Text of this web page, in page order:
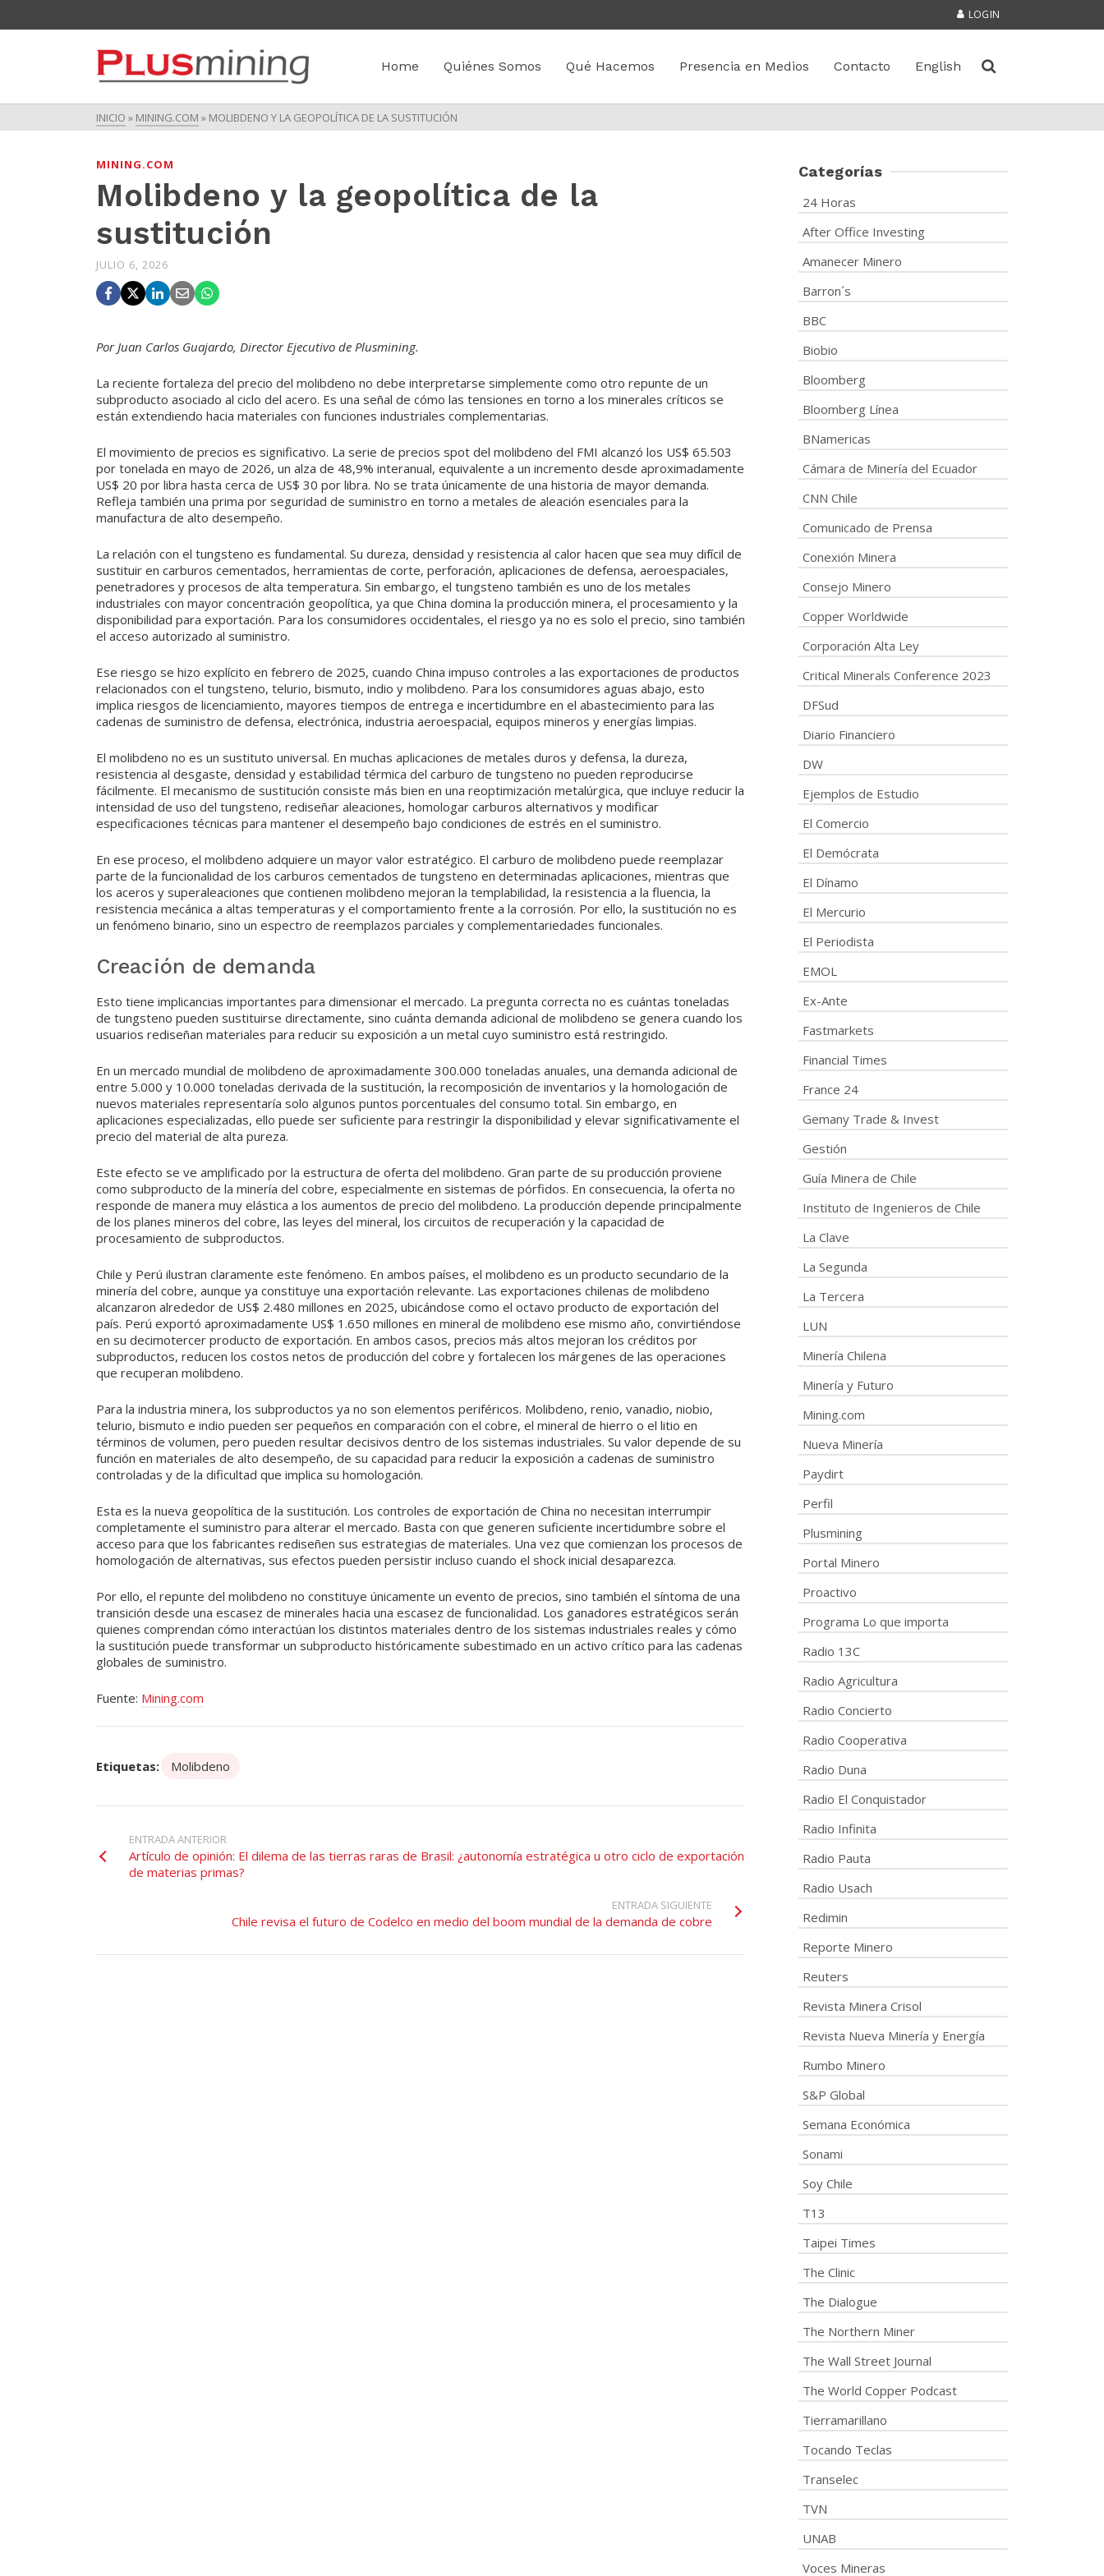
LOGIN
Home Quiénes Somos Qué Hacemos Presencia en Medios Contacto English
INICIO » MINING.COM » MOLIBDENO Y LA GEOPOLÍTICA DE LA SUSTITUCIÓN
MINING.COM
Molibdeno y la geopolítica de la
sustitución
JULIO 6, 2026
Por Juan Carlos Guajardo, Director Ejecutivo de Plusmining.
La reciente fortaleza del precio del molibdeno no debe interpretarse simplemente como otro repunte de un
subproducto asociado al ciclo del acero. Es una señal de cómo las tensiones en torno a los minerales críticos se
están extendiendo hacia materiales con funciones industriales complementarias.
El movimiento de precios es significativo. La serie de precios spot del molibdeno del FMI alcanzó los US$ 65.503
por tonelada en mayo de 2026, un alza de 48,9% interanual, equivalente a un incremento desde aproximadamente
US$ 20 por libra hasta cerca de US$ 30 por libra. No se trata únicamente de una historia de mayor demanda.
Refleja también una prima por seguridad de suministro en torno a metales de aleación esenciales para la
manufactura de alto desempeño.
La relación con el tungsteno es fundamental. Su dureza, densidad y resistencia al calor hacen que sea muy difícil de
sustituir en carburos cementados, herramientas de corte, perforación, aplicaciones de defensa, aeroespaciales,
penetradores y procesos de alta temperatura. Sin embargo, el tungsteno también es uno de los metales
industriales con mayor concentración geopolítica, ya que China domina la producción minera, el procesamiento y la
disponibilidad para exportación. Para los consumidores occidentales, el riesgo ya no es solo el precio, sino también
el acceso autorizado al suministro.
Ese riesgo se hizo explícito en febrero de 2025, cuando China impuso controles a las exportaciones de productos
relacionados con el tungsteno, telurio, bismuto, indio y molibdeno. Para los consumidores aguas abajo, esto
implica riesgos de licenciamiento, mayores tiempos de entrega e incertidumbre en el abastecimiento para las
cadenas de suministro de defensa, electrónica, industria aeroespacial, equipos mineros y energías limpias.
El molibdeno no es un sustituto universal. En muchas aplicaciones de metales duros y defensa, la dureza,
resistencia al desgaste, densidad y estabilidad térmica del carburo de tungsteno no pueden reproducirse
fácilmente. El mecanismo de sustitución consiste más bien en una reoptimización metalúrgica, que incluye reducir la
intensidad de uso del tungsteno, rediseñar aleaciones, homologar carburos alternativos y modificar
especificaciones técnicas para mantener el desempeño bajo condiciones de estrés en el suministro.
En ese proceso, el molibdeno adquiere un mayor valor estratégico. El carburo de molibdeno puede reemplazar
parte de la funcionalidad de los carburos cementados de tungsteno en determinadas aplicaciones, mientras que
los aceros y superaleaciones que contienen molibdeno mejoran la templabilidad, la resistencia a la fluencia, la
resistencia mecánica a altas temperaturas y el comportamiento frente a la corrosión. Por ello, la sustitución no es
un fenómeno binario, sino un espectro de reemplazos parciales y complementariedades funcionales.
Creación de demanda
Esto tiene implicancias importantes para dimensionar el mercado. La pregunta correcta no es cuántas toneladas
de tungsteno pueden sustituirse directamente, sino cuánta demanda adicional de molibdeno se genera cuando los
usuarios rediseñan materiales para reducir su exposición a un metal cuyo suministro está restringido.
En un mercado mundial de molibdeno de aproximadamente 300.000 toneladas anuales, una demanda adicional de
entre 5.000 y 10.000 toneladas derivada de la sustitución, la recomposición de inventarios y la homologación de
nuevos materiales representaría solo algunos puntos porcentuales del consumo total. Sin embargo, en
aplicaciones especializadas, ello puede ser suficiente para restringir la disponibilidad y elevar significativamente el
precio del material de alta pureza.
Este efecto se ve amplificado por la estructura de oferta del molibdeno. Gran parte de su producción proviene
como subproducto de la minería del cobre, especialmente en sistemas de pórfidos. En consecuencia, la oferta no
responde de manera muy elástica a los aumentos de precio del molibdeno. La producción depende principalmente
de los planes mineros del cobre, las leyes del mineral, los circuitos de recuperación y la capacidad de
procesamiento de subproductos.
Chile y Perú ilustran claramente este fenómeno. En ambos países, el molibdeno es un producto secundario de la
minería del cobre, aunque ya constituye una exportación relevante. Las exportaciones chilenas de molibdeno
alcanzaron alrededor de US$ 2.480 millones en 2025, ubicándose como el octavo producto de exportación del
país. Perú exportó aproximadamente US$ 1.650 millones en mineral de molibdeno ese mismo año, convirtiéndose
en su decimotercer producto de exportación. En ambos casos, precios más altos mejoran los créditos por
subproductos, reducen los costos netos de producción del cobre y fortalecen los márgenes de las operaciones
que recuperan molibdeno.
Para la industria minera, los subproductos ya no son elementos periféricos. Molibdeno, renio, vanadio, niobio,
telurio, bismuto e indio pueden ser pequeños en comparación con el cobre, el mineral de hierro o el litio en
términos de volumen, pero pueden resultar decisivos dentro de los sistemas industriales. Su valor depende de su
función en materiales de alto desempeño, de su capacidad para reducir la exposición a cadenas de suministro
controladas y de la dificultad que implica su homologación.
Esta es la nueva geopolítica de la sustitución. Los controles de exportación de China no necesitan interrumpir
completamente el suministro para alterar el mercado. Basta con que generen suficiente incertidumbre sobre el
acceso para que los fabricantes rediseñen sus estrategias de materiales. Una vez que comienzan los procesos de
homologación de alternativas, sus efectos pueden persistir incluso cuando el shock inicial desaparezca.
Por ello, el repunte del molibdeno no constituye únicamente un evento de precios, sino también el síntoma de una
transición desde una escasez de minerales hacia una escasez de funcionalidad. Los ganadores estratégicos serán
quienes comprendan cómo interactúan los distintos materiales dentro de los sistemas industriales reales y cómo
la sustitución puede transformar un subproducto históricamente subestimado en un activo crítico para las cadenas
globales de suministro.
Fuente: Mining.com
Etiquetas: Molibdeno
ENTRADA ANTERIOR
Artículo de opinión: El dilema de las tierras raras de Brasil: ¿autonomía estratégica u otro ciclo de exportación
de materias primas?
ENTRADA SIGUIENTE
Chile revisa el futuro de Codelco en medio del boom mundial de la demanda de cobre
Categorías
24 Horas
After Office Investing
Amanecer Minero
Barron´s
BBC
Biobio
Bloomberg
Bloomberg Línea
BNamericas
Cámara de Minería del Ecuador
CNN Chile
Comunicado de Prensa
Conexión Minera
Consejo Minero
Copper Worldwide
Corporación Alta Ley
Critical Minerals Conference 2023
DFSud
Diario Financiero
DW
Ejemplos de Estudio
El Comercio
El Demócrata
El Dínamo
El Mercurio
El Periodista
EMOL
Ex-Ante
Fastmarkets
Financial Times
France 24
Gemany Trade & Invest
Gestión
Guía Minera de Chile
Instituto de Ingenieros de Chile
La Clave
La Segunda
La Tercera
LUN
Minería Chilena
Minería y Futuro
Mining.com
Nueva Minería
Paydirt
Perfil
Plusmining
Portal Minero
Proactivo
Programa Lo que importa
Radio 13C
Radio Agricultura
Radio Concierto
Radio Cooperativa
Radio Duna
Radio El Conquistador
Radio Infinita
Radio Pauta
Radio Usach
Redimin
Reporte Minero
Reuters
Revista Minera Crisol
Revista Nueva Minería y Energía
Rumbo Minero
S&P Global
Semana Económica
Sonami
Soy Chile
T13
Taipei Times
The Clinic
The Dialogue
The Northern Miner
The Wall Street Journal
The World Copper Podcast
Tierramarillano
Tocando Teclas
Transelec
TVN
UNAB
Voces Mineras